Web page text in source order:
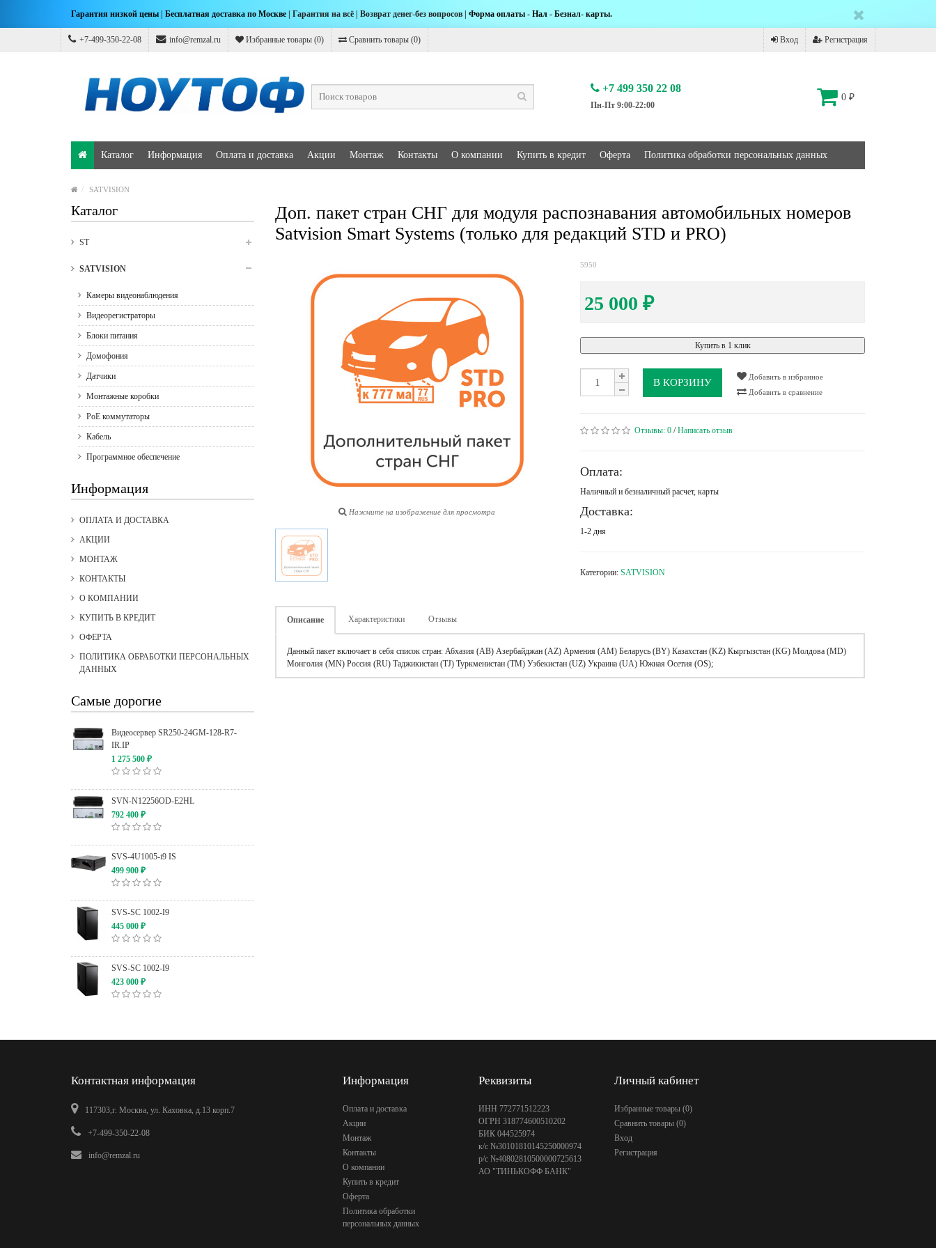
Гарантия низкой цены Бесплатная доставка по Москве | Гарантия на всё | Возврат денег-без вопросов | Форма оплаты - Нал - Безнал- карты.
+7-499-350-22-08 info@remzal.ru Избранные товары (0) Сравнить товары (0) Вход Регистрация
+7 499 350 22 08
Пн-Пт 9:00-22:00
0 ₽
Каталог Информация Оплата и доставка Акции Монтаж Контакты О компании Купить в кредит Оферта Политика обработки персональных данных
SATVISION
Каталог
ST
SATVISION
Камеры видеонаблюдения
Видеорегистраторы
Блоки питания
Домофония
Датчики
Монтажные коробки
PoE коммутаторы
Кабель
Программное обеспечение
Информация
ОПЛАТА И ДОСТАВКА
АКЦИИ
МОНТАЖ
КОНТАКТЫ
О КОМПАНИИ
КУПИТЬ В КРЕДИТ
ОФЕРТА
ПОЛИТИКА ОБРАБОТКИ ПЕРСОНАЛЬНЫХ
ДАННЫХ
Самые дорогие
Видеосервер SR250-24GM-128-R7-
IR.IP
1 275 500 ₽
SVN-N12256OD-E2HL
792 400 ₽
SVS-4U1005-i9 IS
499 900 ₽
SVS-SC 1002-I9
445 000 ₽
SVS-SC 1002-I9
423 000 ₽
Доп. пакет стран СНГ для модуля распознавания автомобильных номеров
Satvision Smart Systems (только для редакций STD и PRO)
Нажмите на изображение для просмотра
5950
25 000₽
Купить в 1 клик
В КОРЗИНУ
Добавить в избранное
Добавить в сравнение
Отзывы:0 /Написать отзыв
Оплата:
Наличный и безналичный расчет, карты
Доставка:
1-2 дня
Категории:SATVISION
Описание Характеристики Отзывы
Данный пакет включает в себя список стран: Абхазия (AB) Азербайджан (AZ) Армения (AM) Беларусь (BY) Казахстан (KZ) Кыргызстан (KG) Молдова (MD)
Монголия (MN) Россия (RU) Таджикистан (TJ) Туркменистан (TM) Узбекистан (UZ) Украина (UA) Южная Осетия (OS);
Контактная информация
117303,г. Москва, ул. Каховка, д.13 корп.7
+7-499-350-22-08
info@remzal.ru
Информация
Оплата и доставка
Акции
Монтаж
Контакты
О компании
Купить в кредит
Оферта
Политика обработки
персональных данных
Реквизиты
ИНН 772771512223
ОГРН 318774600510202
БИК 044525974
к/с №30101810145250000974
р/с №40802810500000725613
АО "ТИНЬКОФФ БАНК"
Личный кабинет
Избранные товары (0)
Сравнить товары (0)
Вход
Регистрация